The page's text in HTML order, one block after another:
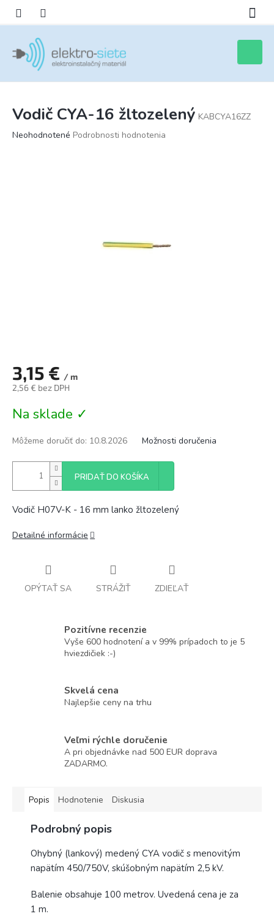
obsah
košík
Vodič CYA-16 žltozelený KABCYA16ZZ
Priemerné
Neohodnotené Podrobnosti hodnotenia
3,15 € / m
2,56 € bez DPH
cena:
Na sklade ✓
Môžeme doručiť do: 10.8.2026 Možnosti doručenia
PRIDAŤ DO KOŠÍKA
Vodič H07V-K - 16 mm lanko žltozelený
Detailné informácie
OPÝTAŤ SA STRÁŽIŤ ZDIEĽAŤ
Pozitívne recenzie
Vyše 600 hodnotení a v 99% prípadoch to je 5
hviezdičiek :-)
Skvelá cena
Najlepšie ceny na trhu
Veľmi rýchle doručenie
A pri objednávke nad 500 EUR doprava
ZADARMO.
Popis Hodnotenie Diskusia
Podrobný popis
Ohybný (lankový) medený CYA vodič s menovitým
napätím 450/750V, skúšobným napätím 2,5 kV.
Balenie obsahuje 100 metrov. Uvedená cena je za
1 m.